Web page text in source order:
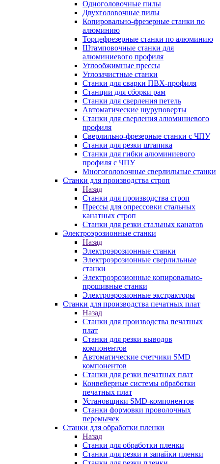
Одноголовочные пилы
Двухголовочные пилы
Копировально-фрезерные станки по
алюминию
Торцефрезерные станки по алюминию
Штамповочные станки для
алюминиевого профиля
Углообжимные прессы
Углозачистные станки
Станки для сварки ПВХ-профиля
Станции для сборки рам
Станки для сверления петель
Автоматические шуруповерты
Станки для сверления алюминиевого
профиля
Сверлильно-фрезерные станки с ЧПУ
Станки для резки штапика
Станки для гибки алюминиевого
профиля с ЧПУ
Многоголовочные сверлильные станки
Станки для производства строп
Назад
Станки для производства строп
Прессы для опрессовки стальных
канатных строп
Станки для резки стальных канатов
Электроэрозионные станки
Назад
Электроэрозионные станки
Электроэрозионные сверлильные
станки
Электроэрозионные копировально-
прошивные станки
Электроэрозионные экстракторы
Станки для производства печатных плат
Назад
Станки для производства печатных
плат
Станки для резки выводов
компонентов
Автоматические счетчики SMD
компонентов
Станки для резки печатных плат
Конвейерные системы обработки
печатных плат
Установщики SMD-компонентов
Станки формовки проволочных
перемычек
Станки для обработки пленки
Назад
Станки для обработки пленки
Станки для резки и запайки пленки